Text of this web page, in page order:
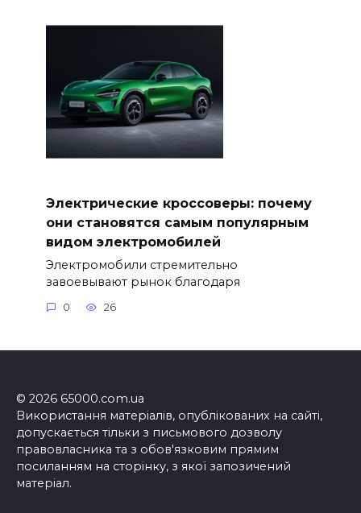
Электрические кроссоверы: почему
они становятся самым популярным
видом электромобилей
Электромобили стремительно
завоевывают рынок благодаря
0 26
© 2026 65000.com.ua
Використання матеріалів, опублікованих на сайті,
допускається тільки з письмового дозволу
правовласника та з обов'язковим прямим
посиланням на сторінку, з якої запозичений
матеріал.